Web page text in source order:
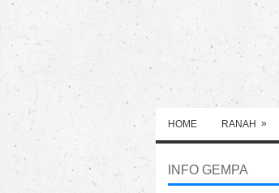
HOME RANAH »
INFO GEMPA